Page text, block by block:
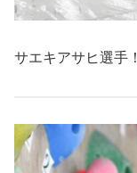
サエキアサヒ選手！